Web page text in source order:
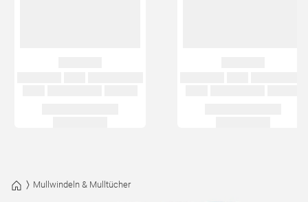
Mullwindeln & Mulltücher